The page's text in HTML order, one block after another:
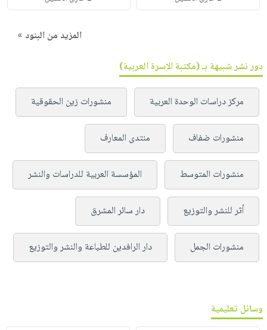
المزيد من البنود »
دور نشر شبيهة بـ (مكتبة الاسرة العربية)
مركز دراسات الوحدة العربية منشورات زين الحقوقية
منشورات ضفاف منتدى المعارف
منشورات المتوسط المؤسسة العربية للدراسات والنشر
أثر للنشر والتوزيع دار سائر المشرق
منشورات الجمل دار الرافدين للطباعة والنشر والتوزيع
وسائل تعليمية